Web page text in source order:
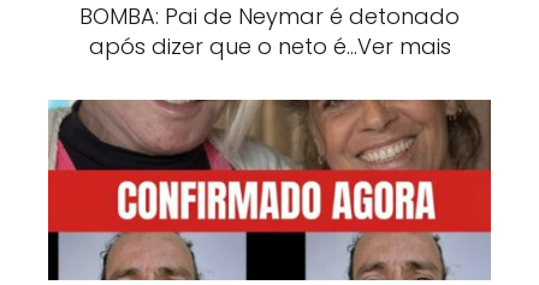
BOMBA: Pai de Neymar é detonado
após dizer que o neto é…Ver mais